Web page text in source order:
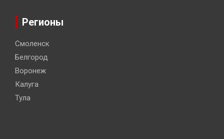
Регионы
Смоленск
Белгород
Воронеж
Калуга
Тула